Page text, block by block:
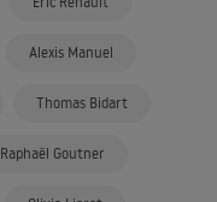
Alexis Manuel
Thomas Bidart
Raphaël Goutner